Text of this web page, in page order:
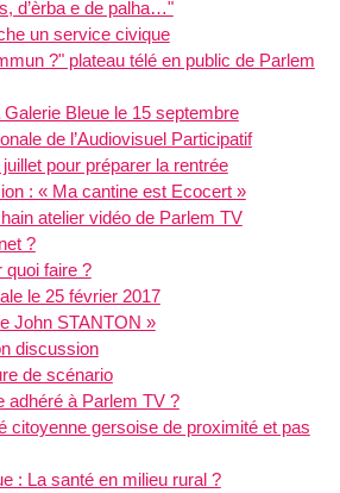
d’èrba e de palha…"
un service civique
?" plateau télé en public de Parlem
Bleue le 15 septembre
de l’Audiovisuel Participatif
juillet pour préparer la rentrée
: « Ma cantine est Ecocert »
atelier vidéo de Parlem TV
?
quoi faire ?
le 25 février 2017
John STANTON »
discussion
de scénario
adhéré à Parlem TV ?
citoyenne gersoise de proximité et pas
: La santé en milieu rural ?